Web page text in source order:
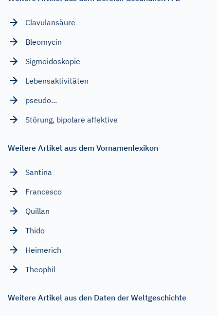
Clavulansäure
Bleomycin
Sigmoidoskopie
Lebensaktivitäten
pseudo...
Störung, bipolare affektive
Weitere Artikel aus dem Vornamenlexikon
Santina
Francesco
Quillan
Thido
Heimerich
Theophil
Weitere Artikel aus den Daten der Weltgeschichte